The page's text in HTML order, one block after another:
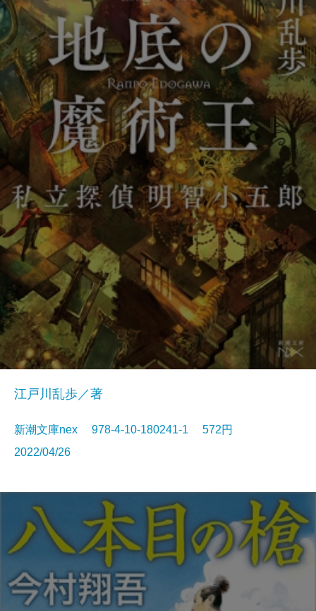
江戸川乱歩／著
新潮文庫nex 978-4-10-180241-1 572円
2022/04/26